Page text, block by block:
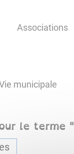
Associations
municipale
le terme "